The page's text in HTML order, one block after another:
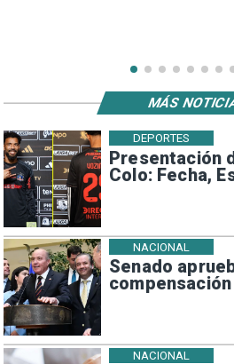
Presentación
Colo: Fecha,
DEPORTES
Senado
compensación
NACIONAL
NACIONAL
MÁS